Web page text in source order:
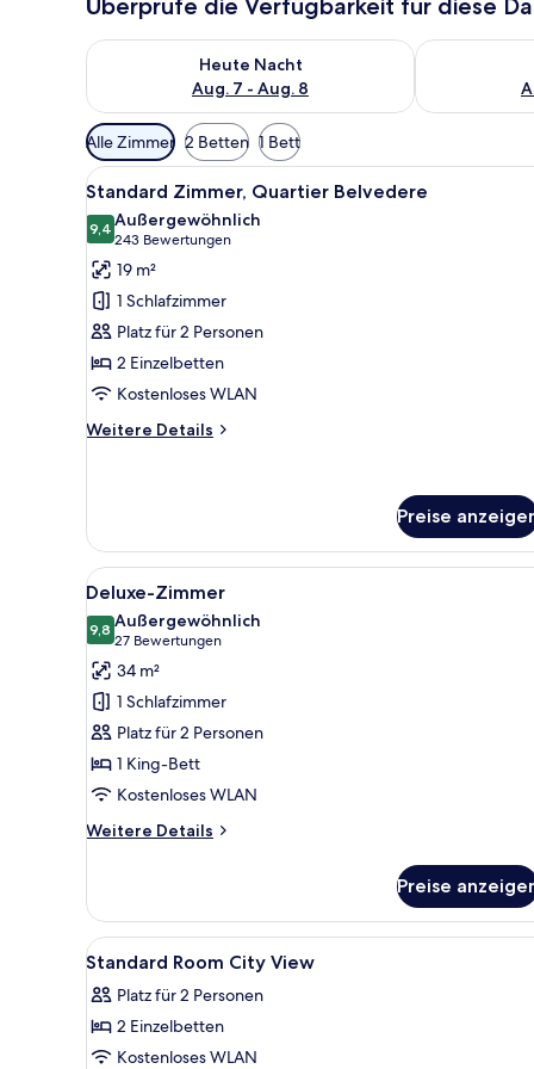
Heute Nacht
Aug. 7 - Aug. 8
Überprüfe die Verfügbarkeit für heute Nacht, Aug. 7
Überprüfe
Verfügbare
Filter
für
Zimmer
Alle Zimmer 2 Betten 1 Bett
Alle
Fotos
für
Standard
Zimmer,
Quartier
Belvedere
anzeigen
Ein modernes Hotelzimmer
8
Standard Zimmer, Quartier Belvedere
9,49,4 von 10
Außergewöhnlich
243 Bewertungen
(243
Bewertungen)
19 m²
1 Schlafzimmer
Platz für 2 Personen
2 Einzelbetten
Kostenloses WLAN
Weitere Details
Weitere
Quartier
Belvedere
Preise
Alle
Fotos
für
Deluxe-
Zimmer
anzeigen
Ein modernes Schlafzimmer
9
Deluxe-Zimmer
9,89,8 von 10
Außergewöhnlich
27 Bewertungen
(27
Bewertungen)
34 m²
1 Schlafzimmer
Platz für 2 Personen
1 King-Bett
Kostenloses WLAN
Weitere Details
Weitere
Zimmer
Preise
Alle
Fotos
für
Standard
Room
Zimmersafe, Schreibtisch,
4
Standard Room City View
Platz für 2 Personen
2 Einzelbetten
Kostenloses WLAN